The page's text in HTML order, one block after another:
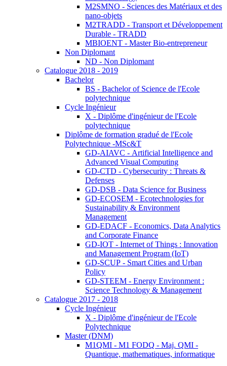
M2SMNO - Sciences des Matériaux et des
nano-objets
M2TRADD - Transport et Développement
Durable - TRADD
MBIOENT - Master Bio-entrepreneur
Non Diplomant
ND - Non Diplomant
Catalogue 2018 - 2019
Bachelor
BS - Bachelor of Science de l'Ecole
polytechnique
Cycle Ingénieur
X - Diplôme d'ingénieur de l'Ecole
polytechnique
Diplôme de formation gradué de l'Ecole
Polytechnique -MSc&T
GD-AIAVC - Artificial Intelligence and
Advanced Visual Computing
GD-CTD - Cybersecurity : Threats &
Defenses
GD-DSB - Data Science for Business
GD-ECOSEM - Ecotechnologies for
Sustainability & Environment
Management
GD-EDACF - Economics, Data Analytics
and Corporate Finance
GD-IOT - Internet of Things : Innovation
and Management Program (IoT)
GD-SCUP - Smart Cities and Urban
Policy
GD-STEEM - Energy Environment :
Science Technology & Management
Catalogue 2017 - 2018
Cycle Ingénieur
X - Diplôme d'ingénieur de l'Ecole
Polytechnique
Master (DNM)
M1QMI - M1 FODQ - Maj. QMI -
Quantique, mathematiques, informatique